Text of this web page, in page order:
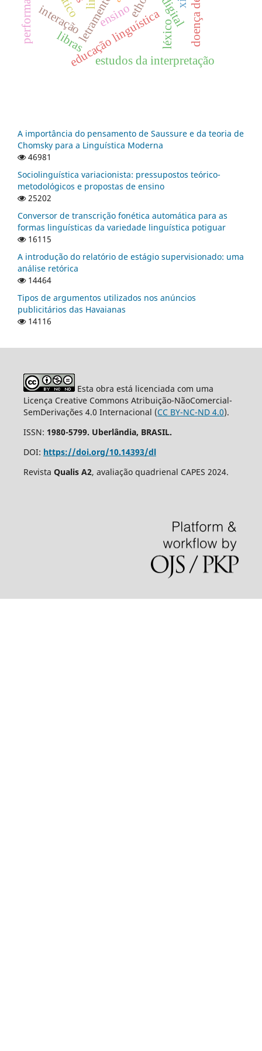
letramentos
ensino
educação linguística
estudos da interpretação
interação léxico
libras
A importância do pensamento de Saussure e da teoria de
Chomsky para a Linguística Moderna
46981
Sociolinguística variacionista: pressupostos teórico-
metodológicos e propostas de ensino
25202
Conversor de transcrição fonética automática para as
formas linguísticas da variedade linguística potiguar
16115
A introdução do relatório de estágio supervisionado: uma
análise retórica
14464
Tipos de argumentos utilizados nos anúncios
publicitários das Havaianas
14116
Esta obra está licenciada com uma
Licença Creative Commons Atribuição-NãoComercial-
SemDerivações 4.0 Internacional (CC BY-NC-ND 4.0).
ISSN: 1980-5799. Uberlândia, BRASIL.
DOI: https://doi.org/10.14393/dl
Revista Qualis A2, avaliação quadrienal CAPES 2024.